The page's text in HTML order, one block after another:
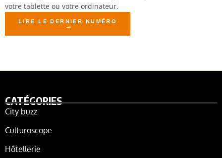
votre tablette ou votre ordinateur.
LIRE LE DERNIER NUMÉRO
CATÉGORIES
City buzz
Culturoscope
Hôtellerie